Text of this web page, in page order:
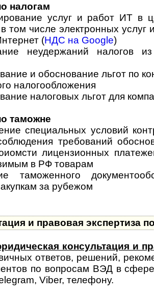
налогам
услуг и работ ИТ в
том числе электронных услуг
(НДС на Google)
неудержаний налогов
и обоснование льгот по
налогообложения
налоговых льгот для
таможне
специальных условий
требований
лицензионных
в РФ товарам
таможенного
за рубежом
и правовая экспертиза
консультация и
отве­тов, реше­ний,
по воп­росам ВЭД в
Viber, телефону.